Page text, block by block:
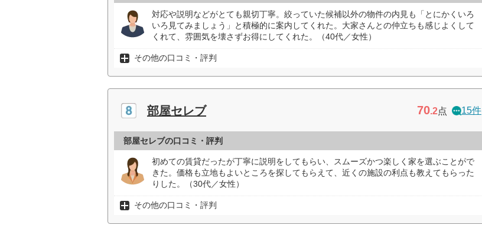
対応や説明などがとても親切丁寧。絞っていた候補以外の物件の内見も「とにかくいろ
いろ見てみましょう」と積極的に案内してくれた。大家さんとの仲立ちも感じよくして
くれて、雰囲気を壊さずお得にしてくれた。（40代／女性）
その他の口コミ・評判
部屋セレブ 70.2点 15件
部屋セレブの口コミ・評判
初めての賃貸だったが丁寧に説明をしてもらい、スムーズかつ楽しく家を選ぶことがで
きた。価格も立地もよいところを探してもらえて、近くの施設の利点も教えてもらった
りした。（30代／女性）
その他の口コミ・評判